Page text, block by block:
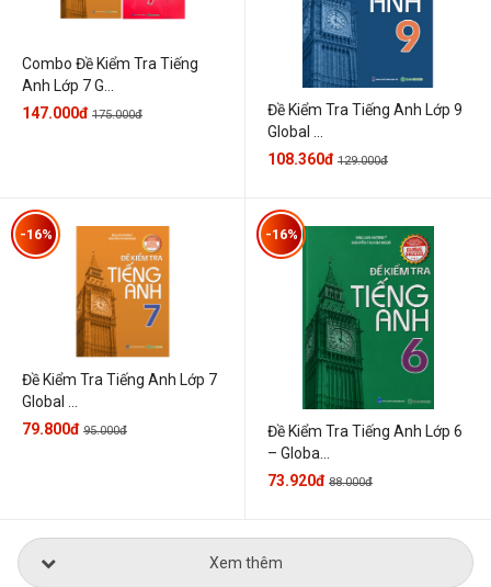
Combo Đề Kiểm Tra Tiếng
Anh Lớp 7 G...
147.000đ 175.000đ
Đề Kiểm Tra Tiếng Anh Lớp 9
Global ...
108.360đ 129.000đ
Đề Kiểm Tra Tiếng Anh Lớp 7
Global ...
-16%
79.800đ 95.000đ
Đề Kiểm Tra Tiếng Anh Lớp 6
– Globa...
-16%
73.920đ 88.000đ
Xem thêm